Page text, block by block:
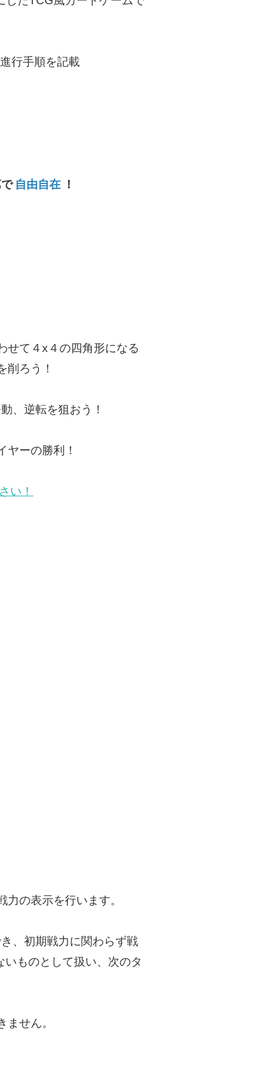
行手順を記載
自由自在 ！
せて４x４の四角形になる
削ろう！
、逆転を狙おう！
ヤーの勝利！
い！
の表示を行います。
、初期戦力に関わらず戦
ものとして扱い、次のタ
せん。